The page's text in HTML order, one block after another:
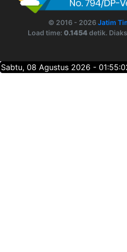
© 2016 - 2026 Jatim
Load time: 0.1454detik.
Sabtu, 08 Agustus 2026 -